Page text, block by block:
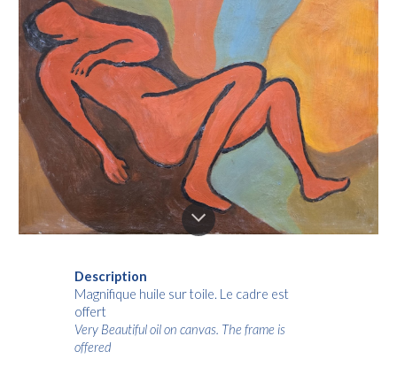
Description
Magnifique huile sur toile. Le cadre est
offert
Very Beautiful oil on canvas. The frame is
offered